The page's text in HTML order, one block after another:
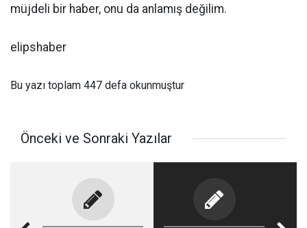
müjdeli bir haber, onu da anlamış değilim.
elipshaber
Bu yazı toplam 447 defa okunmuştur
Önceki ve Sonraki Yazılar